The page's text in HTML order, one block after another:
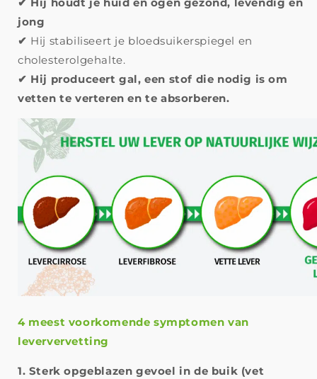
✔ Hij houdt je huid en ogen gezond, levendig en
jong
✔ Hij stabiliseert je bloedsuikerspiegel en
cholesterolgehalte.
✔ Hij produceert gal, een stof die nodig is om
vetten te verteren en te absorberen.
4 meest voorkomende symptomen van
leververvetting
1. Sterk opgeblazen gevoel in de buik (vet